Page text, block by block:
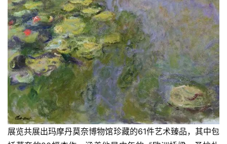
展览共展出玛摩丹莫奈博物馆珍藏的61件艺术臻品，其中包